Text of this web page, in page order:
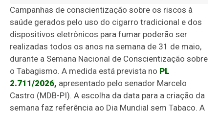
Campanhas de conscientização sobre os riscos à
saúde gerados pelo uso do cigarro tradicional e dos
dispositivos eletrônicos para fumar poderão ser
realizadas todos os anos na semana de 31 de maio,
durante a Semana Nacional de Conscientização sobre
o Tabagismo. A medida está prevista no PL
2.711/2026, apresentado pelo senador Marcelo
Castro (MDB-PI). A escolha da data para a criação da
semana faz referência ao Dia Mundial sem Tabaco. A